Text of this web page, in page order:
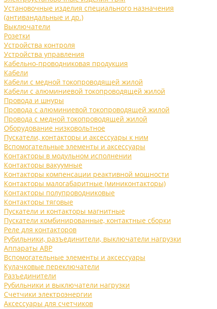
Установочные изделия специального назначения
(антивандальные и др.)
Выключатели
Розетки
Устройства контроля
Устройства управления
Кабельно-проводниковая продукция
Кабели
Кабели с медной токопроводящей жилой
Кабели с алюминиевой токопроводящей жилой
Провода и шнуры
Провода с алюминиевой токопроводящей жилой
Провода с медной токопроводящей жилой
Оборудование низковольтное
Пускатели, контакторы и аксессуары к ним
Вспомогательные элементы и аксессуары
Контакторы в модульном исполнении
Контакторы вакуумные
Контакторы компенсации реактивной мощности
Контакторы малогабаритные (миниконтакторы)
Контакторы полупроводниковые
Контакторы тяговые
Пускатели и контакторы магнитные
Пускатели комбинированные, контактные сборки
Реле для контакторов
Рубильники, разъединители, выключатели нагрузки
Аппараты АВР
Вспомогательные элементы и аксессуары
Кулачковые переключатели
Разъединители
Рубильники и выключатели нагрузки
Счетчики электроэнергии
Аксессуары для счетчиков